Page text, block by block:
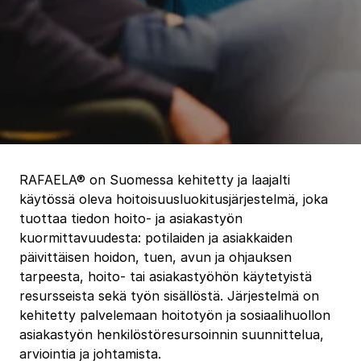
RAFAELA® on Suomessa kehitetty ja laajalti
käytössä oleva hoitoisuusluokitusjärjestelmä, joka
tuottaa tiedon hoito- ja asiakastyön
kuormittavuudesta: potilaiden ja asiakkaiden
päivittäisen hoidon, tuen, avun ja ohjauksen
tarpeesta, hoito- tai asiakastyöhön käytetyistä
resursseista sekä työn sisällöstä. Järjestelmä on
kehitetty palvelemaan hoitotyön ja sosiaalihuollon
asiakastyön henkilöstöresursoinnin suunnittelua,
arviointia ja johtamista.